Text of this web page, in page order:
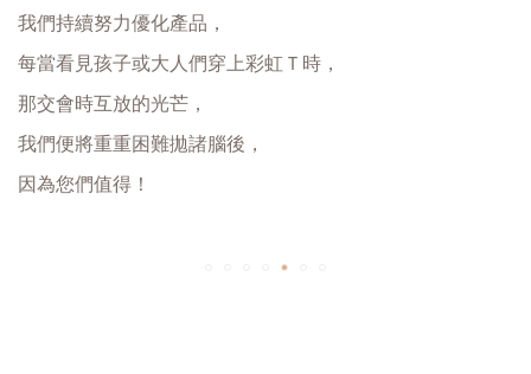
我們持續努力優化產品，
每當看見孩子或大人們穿上彩虹Ｔ時，
那交會時互放的光芒，
我們便將重重困難拋諸腦後，
因為您們值得！